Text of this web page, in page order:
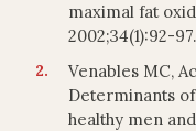
maximal fat
2002;34(1):92-97.
Venables MC,
Determinants
healthy men